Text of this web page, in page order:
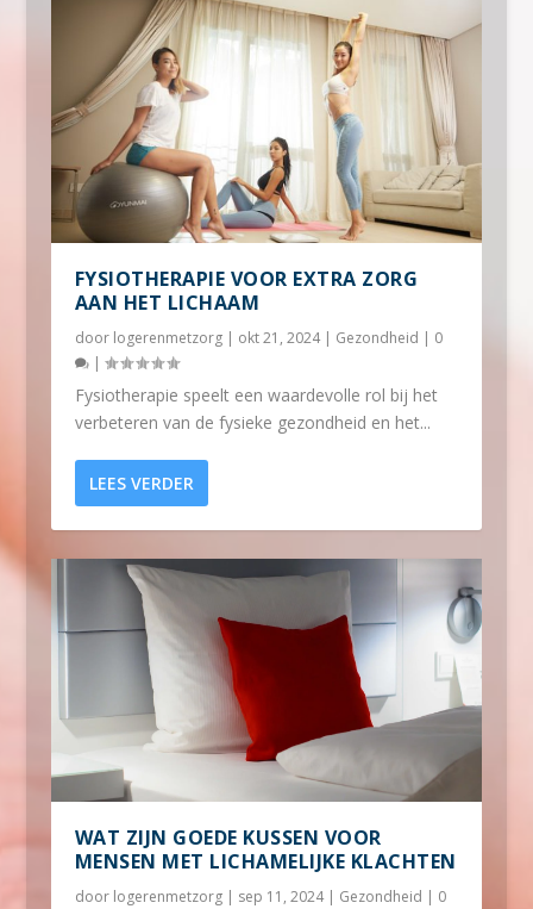
FYSIOTHERAPIE VOOR EXTRA ZORG
AAN HET LICHAAM
door logerenmetzorg| okt 21, 2024| Gezondheid | 0
|
Fysiotherapie speelt een waardevolle rol bij het
verbeteren van de fysieke gezondheid en het...
LEES VERDER
WAT ZIJN GOEDE KUSSEN VOOR
MENSEN MET LICHAMELIJKE KLACHTEN
door logerenmetzorg| sep 11, 2024| Gezondheid | 0